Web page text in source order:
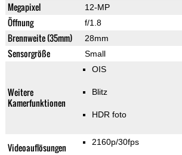
Megapixel 12-MP
Öffnung f/1.8
Brennweite (35mm) 28mm
Sensorgröße Small
Weitere
Kamerfunktionen
OIS
Blitz
HDR foto
Videoauflösungen 2160p/30fps